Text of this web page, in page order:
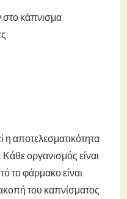
κάπνισμα
η αποτελεσματικότητα
οργανισμός είναι
το φάρμακο είναι
του καπνίσματος